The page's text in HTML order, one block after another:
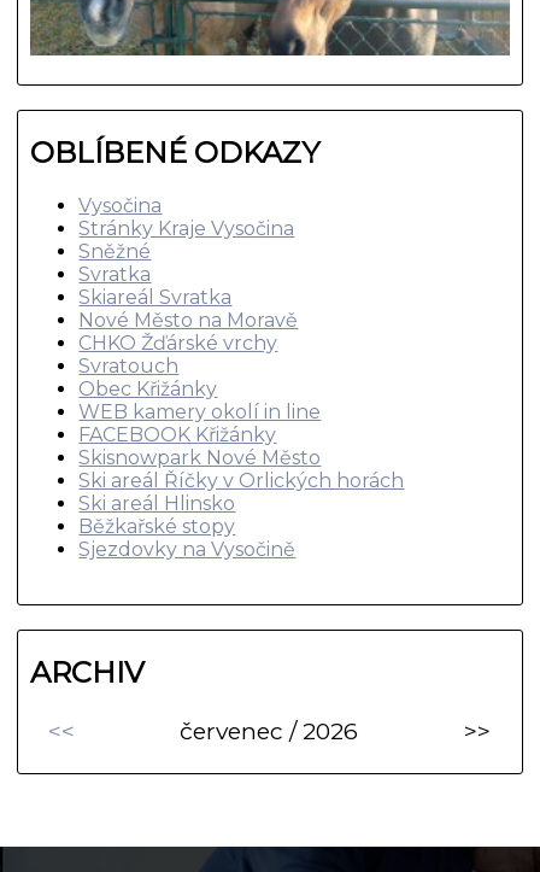
OBLÍBENÉ ODKAZY
Vysočina
Stránky Kraje Vysočina
Sněžné
Svratka
Skiareál Svratka
Nové Město na Moravě
CHKO Žďárské vrchy
Svratouch
Obec Křižánky
WEB kamery okolí in line
FACEBOOK Křižánky
Skisnowpark Nové Město
Ski areál Říčky v Orlických horách
Ski areál Hlinsko
Běžkařské stopy
Sjezdovky na Vysočině
ARCHIV
<< červenec / 2026 >>